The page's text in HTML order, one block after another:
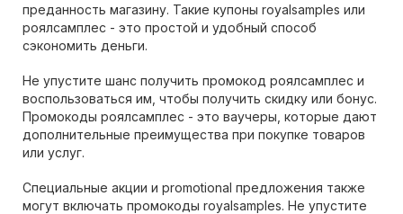
преданность магазину. Такие купоны royalsamples или
роялсамплес - это простой и удобный способ
сэкономить деньги.
Не упустите шанс получить промокод роялсамплес и
воспользоваться им, чтобы получить скидку или бонус.
Промокоды роялсамплес - это ваучеры, которые дают
дополнительные преимущества при покупке товаров
или услуг.
Специальные акции и promotional предложения также
могут включать промокоды royalsamples. Не упустите